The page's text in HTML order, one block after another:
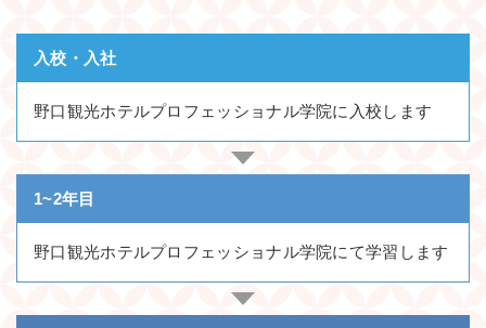
入校・入社
野口観光ホテルプロフェッショナル学院に入校します
1~2年目
野口観光ホテルプロフェッショナル学院にて学習します